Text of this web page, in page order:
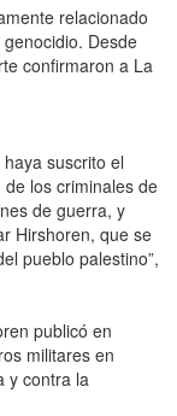
relacionado
Desde
confirmaron a La
suscrito el
los criminales de
de guerra, y
Hirshoren, que se
pueblo palestino”,
publicó en
militares en
y contra la